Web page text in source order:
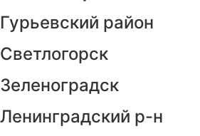
Гурьевский район
Светлогорск
Зеленоградск
Ленинградский р-н